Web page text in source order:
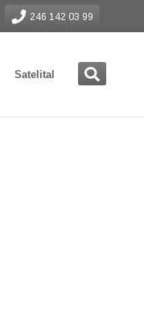
246 142 03 99
Satelital